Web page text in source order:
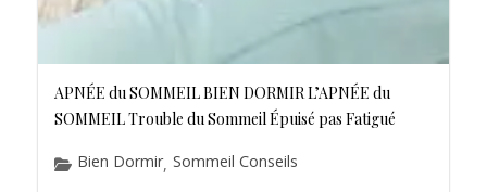
APNÉE du SOMMEIL BIEN DORMIR L’APNÉE du
SOMMEIL Trouble du Sommeil Épuisé pas Fatigué
Bien Dormir, Sommeil Conseils